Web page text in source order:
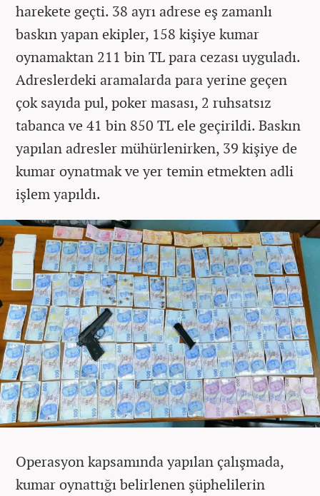
harekete geçti. 38 ayrı adrese eş zamanlı
baskın yapan ekipler, 158 kişiye kumar
oynamaktan 211 bin TL para cezası uyguladı.
Adreslerdeki aramalarda para yerine geçen
çok sayıda pul, poker masası, 2 ruhsatsız
tabanca ve 41 bin 850 TL ele geçirildi. Baskın
yapılan adresler mühürlenirken, 39 kişiye de
kumar oynatmak ve yer temin etmekten adli
işlem yapıldı.
Operasyon kapsamında yapılan çalışmada,
kumar oynattığı belirlenen şüphelilerin